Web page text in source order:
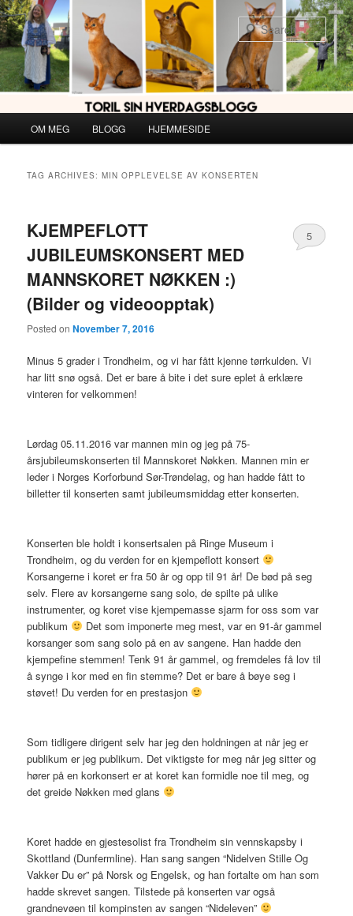
Skip
to
primary
content
Skip
to
secondary
content
OM MEG BLOGG HJEMMESIDE
TAG ARCHIVES:MIN OPPLEVELSE AV KONSERTEN
KJEMPEFLOTT
JUBILEUMSKONSERT MED
MANNSKORET NØKKEN :)
(Bilder og videoopptak)
Posted onNovember 7, 2016
5
Minus 5 grader i Trondheim, og vi har fått kjenne tørrkulden. Vi
har litt snø også. Det er bare å bite i det sure eplet å erklære
vinteren for velkommen!
Lørdag 05.11.2016 var mannen min og jeg på 75-
årsjubileumskonserten til Mannskoret Nøkken. Mannen min er
leder i Norges Korforbund Sør-Trøndelag, og han hadde fått to
billetter til konserten samt jubileumsmiddag etter konserten.
Konserten ble holdt i konsertsalen på Ringe Museum i
Trondheim, og du verden for en kjempeflott konsert
Korsangerne i koret er fra 50 år og opp til 91 år! De bød på seg
selv. Flere av korsangerne sang solo, de spilte på ulike
instrumenter, og koret vise kjempemasse sjarm for oss som var
publikum
Det som imponerte meg mest, var en 91-år gammel
korsanger som sang solo på en av sangene. Han hadde den
kjempefine stemmen! Tenk 91 år gammel, og fremdeles få lov til
å synge i kor med en fin stemme? Det er bare å bøye seg i
støvet! Du verden for en prestasjon
Som tidligere dirigent selv har jeg den holdningen at når jeg er
publikum er jeg publikum. Det viktigste for meg når jeg sitter og
hører på en korkonsert er at koret kan formidle noe til meg, og
det greide Nøkken med glans
Koret hadde en gjestesolist fra Trondheim sin vennskapsby i
Skottland (Dunfermline). Han sang sangen “Nidelven Stille Og
Vakker Du er” på Norsk og Engelsk, og han fortalte om han som
hadde skrevet sangen. Tilstede på konserten var også
grandnevøen til kompinsten av sangen “Nideleven”